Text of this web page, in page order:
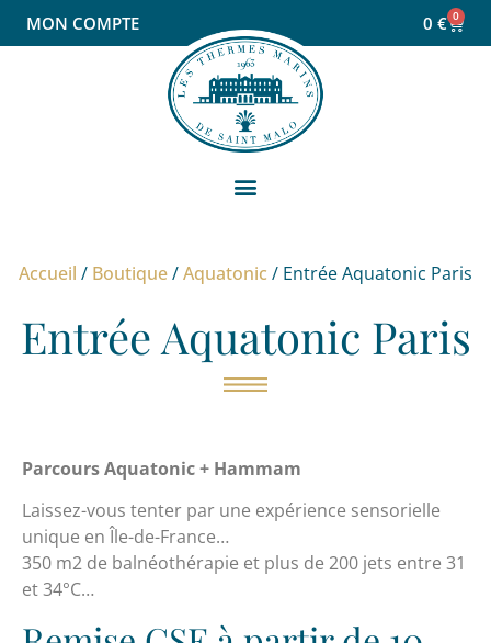
MON COMPTE 0 € 0
Accueil / Boutique/Aquatonic / Entrée Aquatonic Paris
Entrée Aquatonic Paris
Parcours Aquatonic + Hammam
Laissez-vous tenter par une expérience sensorielle
unique en Île-de-France…
350 m2 de balnéothérapie et plus de 200 jets entre 31
et 34°C…